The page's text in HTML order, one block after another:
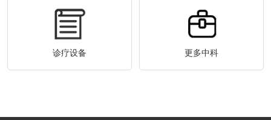
诊疗设备 更多中科